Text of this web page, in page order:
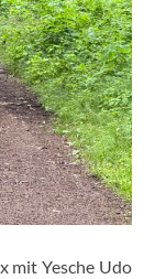
mit Yesche Udo